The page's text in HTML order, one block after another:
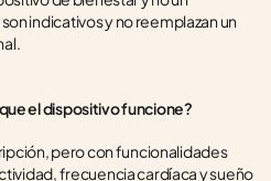
indicativos y no reemplazan un
el dispositivo funcione?
pero con funcionalidades
frecuencia cardíaca y sueño